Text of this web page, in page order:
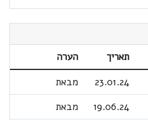
תאריך
הערה
23.01.24
מבאת
19.06.24
מבאת